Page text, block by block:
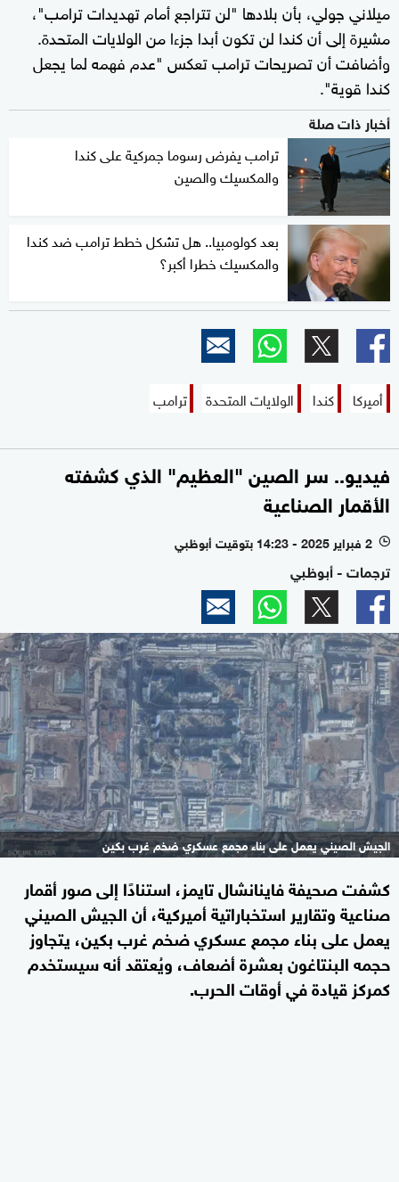
ميلاني جولي، بأن بلادها "لن تتراجع أمام تهديدات ترامب"،
مشيرة إلى أن كندا لن تكون أبدا جزءا من الولايات المتحدة.
وأضافت أن تصريحات ترامب تعكس "عدم فهمه لما يجعل
كندا قوية".
أخبار ذات صلة
ترامب يفرض رسوما جمركية على كندا
والمكسيك والصين
بعد كولومبيا.. هل تشكل خطط ترامب ضد كندا
والمكسيك خطرا أكبر؟
أميركا كندا الولايات المتحدة ترامب
فيديو.. سر الصين "العظيم" الذي كشفته
الأقمار الصناعية
l 2 فبراير 2025 - 14:23 بتوقيت أبوظبي
ترجمات - أبوظبي
الجيش الصيني يعمل على بناء مجمع عسكري ضخم غرب بكين
كشفت صحيفة فاينانشال تايمز، استنادًا إلى صور أقمار
صناعية وتقارير استخباراتية أميركية، أن الجيش الصيني
يعمل على بناء مجمع عسكري ضخم غرب بكين، يتجاوز
حجمه البنتاغون بعشرة أضعاف، ويُعتقد أنه سيستخدم
كمركز قيادة في أوقات الحرب.